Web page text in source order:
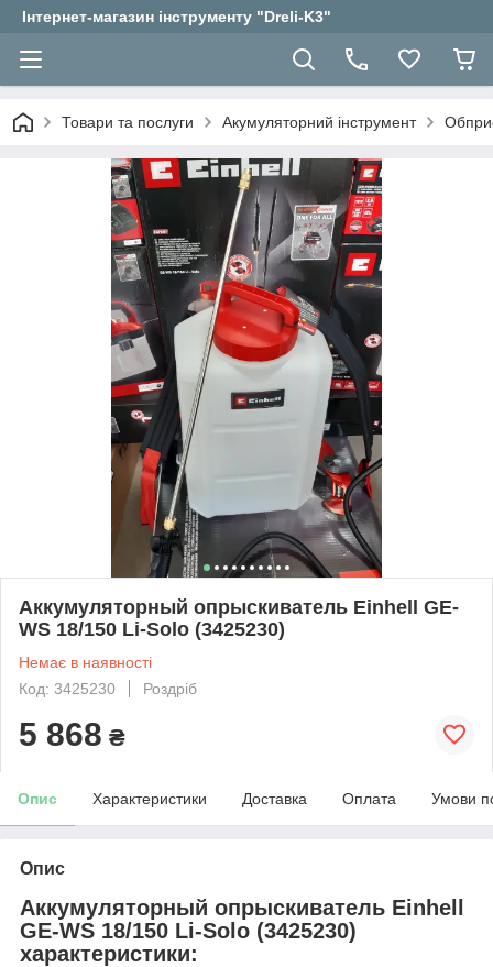
Інтернет-магазин інструменту "Dreli-K3"
Товари та послуги Акумуляторний інструмент
Аккумуляторный опрыскиватель Einhell GE-
WS 18/150 Li-Solo (3425230)
Немає в наявності
Код: 3425230
Роздріб
5 868 ₴
Опис Характеристики Доставка Оплата Умови
Опис
Аккумуляторный опрыскиватель Einhell
GE-WS 18/150 Li-Solo (3425230)
характеристики: